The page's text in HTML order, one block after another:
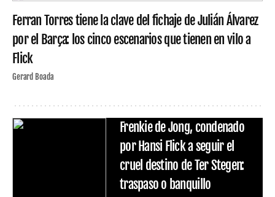
Ferran Torres tiene la clave del fichaje de Julián Álvarez
por el Barça: los cinco escenarios que tienen en vilo a
Flick
Gerard Boada
Frenkie de Jong, condenado
por Hansi Flick a seguir el
cruel destino de Ter Stegen:
traspaso o banquillo